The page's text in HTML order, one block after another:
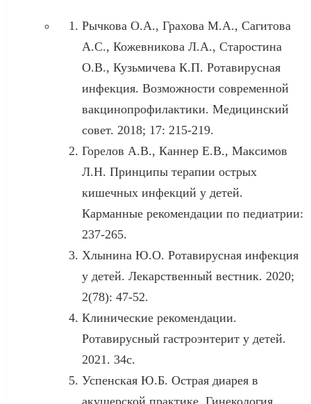
Рычкова О.А., Грахова М.А., Сагитова
А.С., Кожевникова Л.А., Старостина
О.В., Кузьмичева К.П. Ротавирусная
инфекция. Возможности современной
вакцинопрофилактики. Медицинский
совет. 2018; 17: 215-219.
Горелов А.В., Каннер Е.В., Максимов
Л.Н. Принципы терапии острых
кишечных инфекций у детей.
Карманные рекомендации по педиатрии:
237-265.
Хлынина Ю.О. Ротавирусная инфекция
у детей. Лекарственный вестник. 2020;
2(78): 47-52.
Клинические рекомендации.
Ротавирусный гастроэнтерит у детей.
2021. 34с.
Успенская Ю.Б. Острая диарея в
акушерской практике. Гинекология.